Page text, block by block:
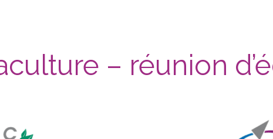
– réunion